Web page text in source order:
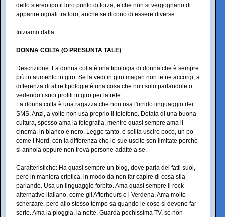
dello stereotipo il loro punto di forza, e che non si vergognano di
apparire uguali tra loro, anche se dicono di essere diverse.
Iniziamo dalla...
DONNA COLTA (O PRESUNTA TALE)
Descrizione: La donna colta è una tipologia di donna che è sempre
più in aumento in giro. Se la vedi in giro magari non te ne accorgi, a
differenza di altre tipologie è una cosa che noti solo parlandole o
vedendo i suoi profili in giro per la rete.
La donna colta è una ragazza che non usa l'orrido linguaggio dei
SMS. Anzi, a volte non usa proprio il telefono. Dotata di una buona
cultura, spesso ama la fotografia, mentre quasi sempre ama il
cinema, in bianco e nero. Legge tanto, è solita uscire poco, un po
come i Nerd, con la differenza che le sue uscite son limitate perché
si annoia oppure non trova persone adatte a se.
Caratteristiche: Ha quasi sempre un blog, dove parla dei fatti suoi,
però in maniera criptica, in modo da non far capire di cosa stia
parlando. Usa un linguaggio forbito. Ama quasi sempre il rock
alternativo italiano, come gli Afterhours o i Verdena. Ama molto
scherzare, però allo stesso tempo sa quando le cose si devono far
serie. Ama la pioggia, la notte. Guarda pochissima TV, se non